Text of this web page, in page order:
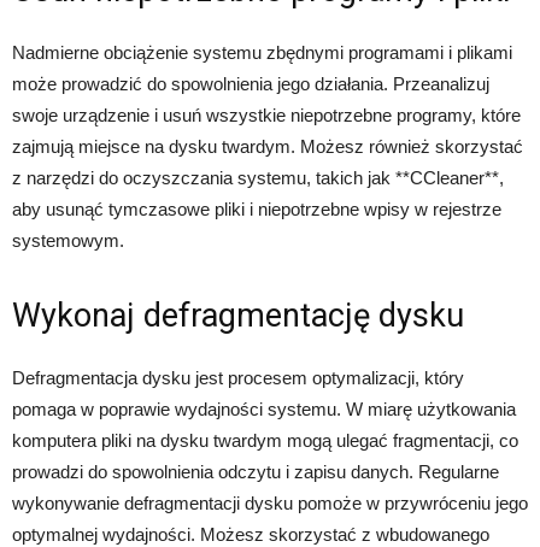
Nadmierne obciążenie systemu zbędnymi programami i plikami
może prowadzić do spowolnienia jego działania. Przeanalizuj
swoje urządzenie i usuń wszystkie niepotrzebne programy, które
zajmują miejsce na dysku twardym. Możesz również skorzystać
z narzędzi do oczyszczania systemu, takich jak **CCleaner**,
aby usunąć tymczasowe pliki i niepotrzebne wpisy w rejestrze
systemowym.
Wykonaj defragmentację dysku
Defragmentacja dysku jest procesem optymalizacji, który
pomaga w poprawie wydajności systemu. W miarę użytkowania
komputera pliki na dysku twardym mogą ulegać fragmentacji, co
prowadzi do spowolnienia odczytu i zapisu danych. Regularne
wykonywanie defragmentacji dysku pomoże w przywróceniu jego
optymalnej wydajności. Możesz skorzystać z wbudowanego